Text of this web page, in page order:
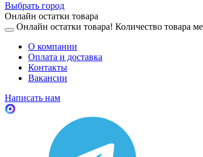
Выбрать город
Онлайн остатки товара
Онлайн остатки товара! Количество товара
О компании
Оплата и доставка
Контакты
Вакансии
Написать нам